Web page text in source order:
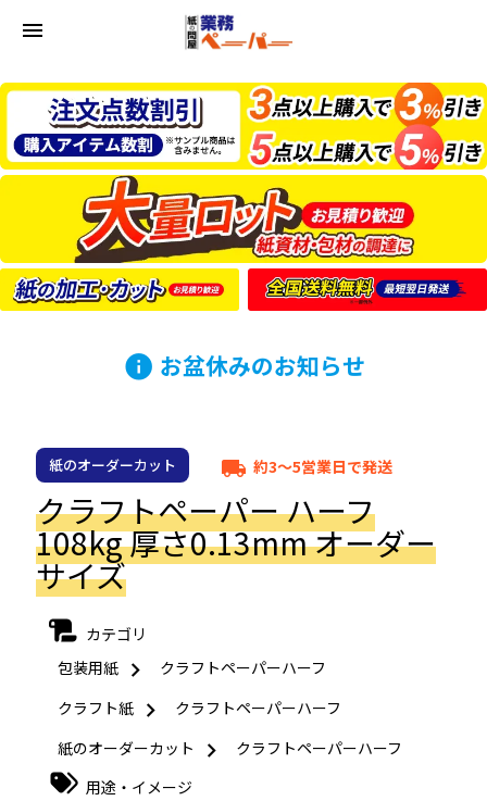
menu
info お盆休みのお知らせ
紙のオーダーカット local_shipping 約3～5営業日で発送
クラフトペーパー ハーフ
108kg 厚さ0.13mm オーダー
サイズ
カテゴリ
包装用紙
クラフトペーパーハーフ
クラフト紙
クラフトペーパーハーフ
紙のオーダーカット
クラフトペーパーハーフ
用途・イメージ